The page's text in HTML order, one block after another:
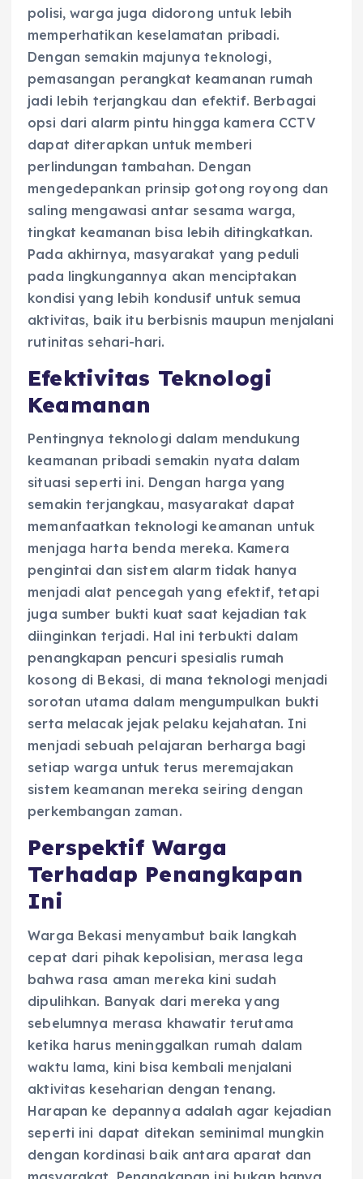
polisi, warga juga didorong untuk lebih
memperhatikan keselamatan pribadi.
Dengan semakin majunya teknologi,
pemasangan perangkat keamanan rumah
jadi lebih terjangkau dan efektif. Berbagai
opsi dari alarm pintu hingga kamera CCTV
dapat diterapkan untuk memberi
perlindungan tambahan. Dengan
mengedepankan prinsip gotong royong dan
saling mengawasi antar sesama warga,
tingkat keamanan bisa lebih ditingkatkan.
Pada akhirnya, masyarakat yang peduli
pada lingkungannya akan menciptakan
kondisi yang lebih kondusif untuk semua
aktivitas, baik itu berbisnis maupun menjalani
rutinitas sehari-hari.
Efektivitas Teknologi
Keamanan
Pentingnya teknologi dalam mendukung
keamanan pribadi semakin nyata dalam
situasi seperti ini. Dengan harga yang
semakin terjangkau, masyarakat dapat
memanfaatkan teknologi keamanan untuk
menjaga harta benda mereka. Kamera
pengintai dan sistem alarm tidak hanya
menjadi alat pencegah yang efektif, tetapi
juga sumber bukti kuat saat kejadian tak
diinginkan terjadi. Hal ini terbukti dalam
penangkapan pencuri spesialis rumah
kosong di Bekasi, di mana teknologi menjadi
sorotan utama dalam mengumpulkan bukti
serta melacak jejak pelaku kejahatan. Ini
menjadi sebuah pelajaran berharga bagi
setiap warga untuk terus meremajakan
sistem keamanan mereka seiring dengan
perkembangan zaman.
Perspektif Warga
Terhadap Penangkapan
Ini
Warga Bekasi menyambut baik langkah
cepat dari pihak kepolisian, merasa lega
bahwa rasa aman mereka kini sudah
dipulihkan. Banyak dari mereka yang
sebelumnya merasa khawatir terutama
ketika harus meninggalkan rumah dalam
waktu lama, kini bisa kembali menjalani
aktivitas keseharian dengan tenang.
Harapan ke depannya adalah agar kejadian
seperti ini dapat ditekan seminimal mungkin
dengan kordinasi baik antara aparat dan